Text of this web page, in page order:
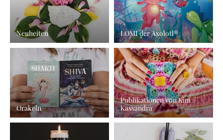
Neuheiten LOMI der Axolotl®
Orakeln
Publikationen von Kim
Kassandra